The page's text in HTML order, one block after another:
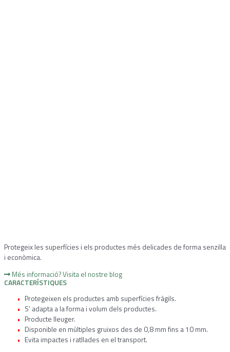
Protegeix les superfícies i els productes més delicades de forma senzilla
i econòmica.
Més informació? Visita el nostre blog
CARACTERÍSTIQUES
Protegeixen els productes amb superfícies fràgils.
S’ adapta a la forma i volum dels productes.
Producte lleuger.
Disponible en múltiples gruixos des de 0,8 mm fins a 10 mm.
Evita impactes i ratllades en el transport.